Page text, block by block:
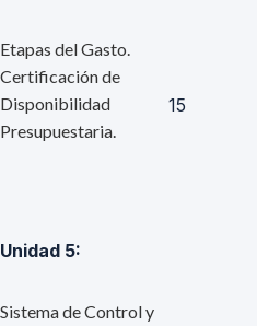
Etapas del Gasto.
Certificación de
Disponibilidad
Presupuestaria.
15
Unidad 5:
Sistema de Control y